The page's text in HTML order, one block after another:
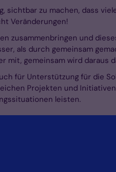
sichtbar zu machen, dass
Veränderungen!
zusammenbringen und
als durch gemeinsam
mit, gemeinsam wird daraus
für Unterstützung für die
Projekten und
leisten.